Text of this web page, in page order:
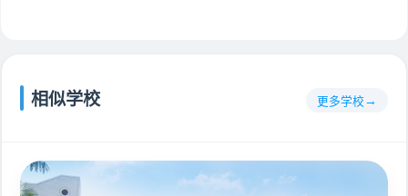
相似学校 更多学校